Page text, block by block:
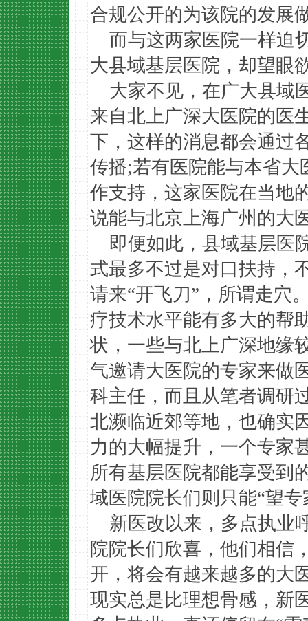
合规公开的为该院的发展
而与这两家医院一样迫
大县域基层医院，却望眼
大家不见，在广大县域
来自北上广深大医院的医
下，这样的消息都会通过
传播;若有医院能与本省
作支持，这家医院在当地
说能与北京上海广州的大
即便如此，县域基层医
式最多不过是对口扶持，
请来“开飞刀”，所谓走穴
疗技术水平能有多大的帮
状，一些与北上广深地缘
气邀请大医院的专家来做
科主任，而且从笔者调研
北濒临近郊等地，也确实
力的大幅提升，一个专家
所有基层医院都能享受到
域医院院长们则只能“望专
新医改以来，多点执业
院院长们欣喜，他们相信
开，将会有越来越多的大
现实总是比理想骨感，新